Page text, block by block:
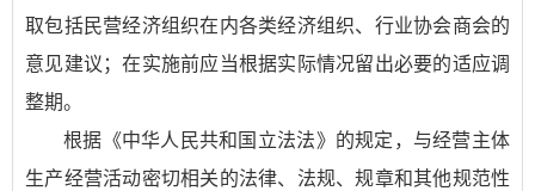
取包括民营经济组织在内各类经济组织、行业协会商会的
意见建议；在实施前应当根据实际情况留出必要的适应调
整期。
根据《中华人民共和国立法法》的规定，与经营主体
生产经营活动密切相关的法律、法规、规章和其他规范性